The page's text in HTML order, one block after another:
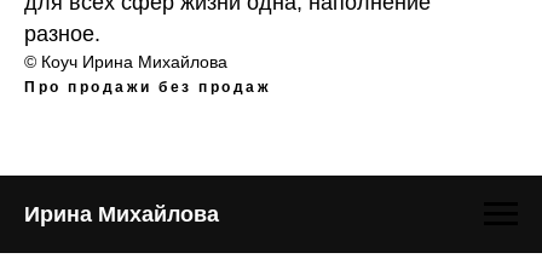
разное.
© Коуч Ирина Михайлова
Про продажи без продаж
Ирина Михайлова